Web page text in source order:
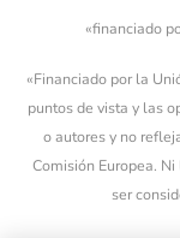
«financiado
«Financiado por la
puntos de vista y las
o autores y no
Comisión Europea.
ser